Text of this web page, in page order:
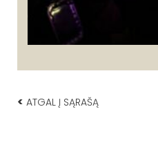
< ATGAL Į SĄRAŠĄ